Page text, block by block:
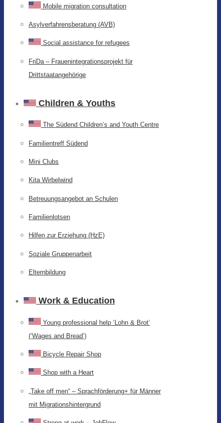
Mobile migration consultation
Asylverfahrensberatung (AVB)
Social assistance for refugees
FriDa – Frauenintegrationsprojekt für
Drittstaatangehörige
Children & Youths
The Südend Children’s and Youth Centre
Familientreff Südend
Mini Clubs
Kita Wirbelwind
Betreuungsangebot an Schulen
Familienlotsen
Hilfen zur Erziehung (HzE)
Soziale Gruppenarbeit
Elternbildung
Work & Education
Young professional help ‘Lohn & Brot’
(‘Wages and Bread’)
Bicycle Repair Shop
Shop with a Heart
„Take off men“ – Sprachförderung+ für Männer
mit Migrationshintergrund